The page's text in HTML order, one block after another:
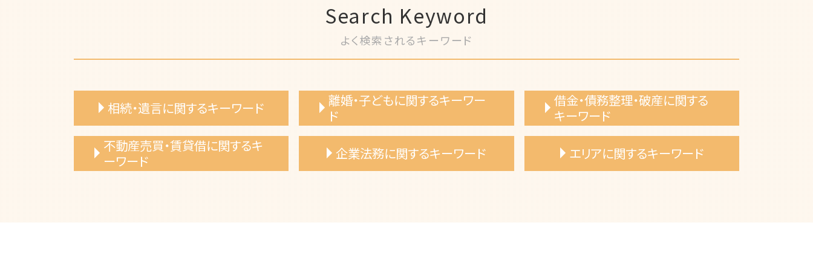
Search Keyword
よく検索されるキーワード
相続・遺言に関するキーワード
相続放棄 弁護士 依頼
法定相続分 弁護士
相続放棄 デメリット
離婚・子どもに関するキーワー
ド
離婚裁判 弁護士費用
不倫 証拠集め
借金・債務整理・破産に関する
キーワード
債務整理 種類
自己破産 退職金
不動産売買・賃貸借に関するキ
ーワード
企業法務に関するキーワード エリアに関するキーワード